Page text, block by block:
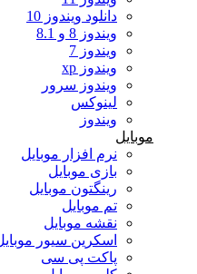
دانلود ویندوز 10
ویندوز 8 و 8.1
ویندوز 7
ویندوز xp
ویندوز سرور
لینوکس
ویندوز
موبایل
نرم افزار موبایل
بازی موبایل
رینگتون موبایل
تم موبایل
نقشه موبایل
اسکرین سیور
پاکت پی سی